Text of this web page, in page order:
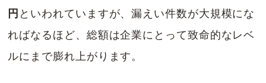
円 といわれていますが、漏えい件数が大規模にな
ればなるほど、総額は企業にとって致命的なレベ
ルにまで膨れ上がります。